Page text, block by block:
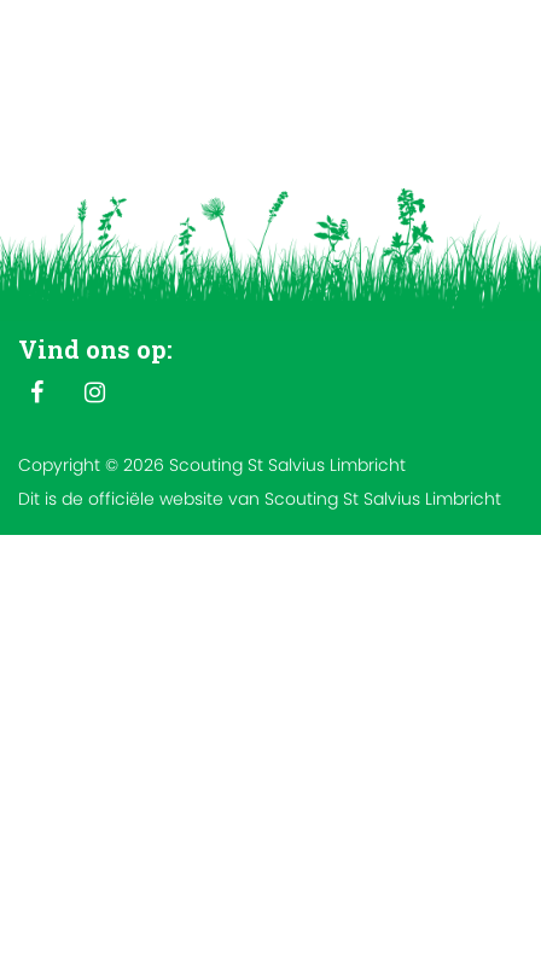
Vind ons op:
Copyright © 2026 Scouting St Salvius Limbricht
Dit is de officiële website van Scouting St Salvius Limbricht